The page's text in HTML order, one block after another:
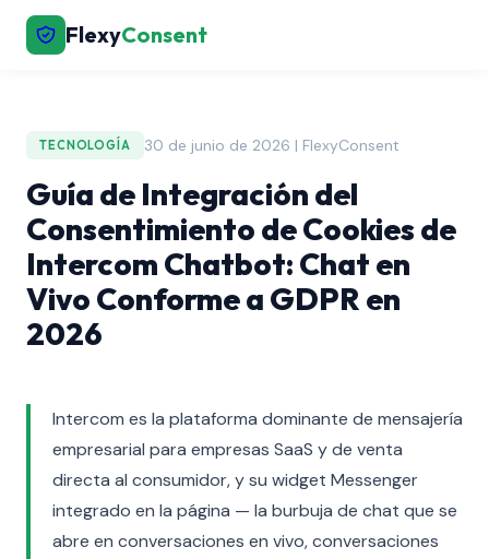
FlexyConsent
TECNOLOGÍA 30 de junio de 2026 | FlexyConsent
Guía de Integración del
Consentimiento de Cookies de
Intercom Chatbot: Chat en
Vivo Conforme a GDPR en
2026
Intercom es la plataforma dominante de mensajería
empresarial para empresas SaaS y de venta
directa al consumidor, y su widget Messenger
integrado en la página — la burbuja de chat que se
abre en conversaciones en vivo, conversaciones